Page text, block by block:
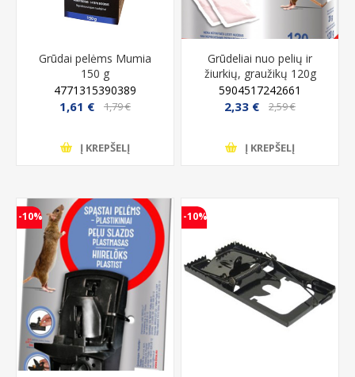
Grūdai pelėms Mumia
150 g
4771315390389
1,61 € 1,79 €
Į KREPŠELĮ
Grūdeliai nuo pelių ir
žiurkių, graužikų 120g
Bros
5904517242661
2,33 € 2,59 €
Į KREPŠELĮ
-10% -10%